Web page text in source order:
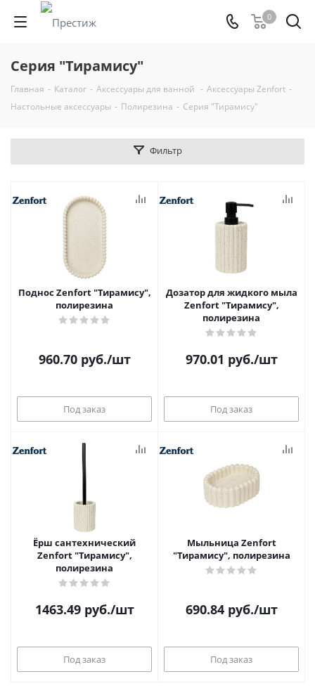
0
Серия "Тирамису"
Главная - Каталог - Аксессуары для ванной - Аксессуары Zenfort -
Настольные аксессуары - Полирезина - Серия "Тирамису"
Фильтр
Поднос Zenfort "Тирамису",
полирезина
960.70руб./шт
Под заказ
Дозатор для жидкого мыла
Zenfort "Тирамису",
полирезина
970.01 руб./шт
Под заказ
Ёрш сантехнический
Zenfort "Тирамису",
полирезина
1463.49руб./шт
Под заказ
Мыльница Zenfort
"Тирамису", полирезина
690.84руб./шт
Под заказ